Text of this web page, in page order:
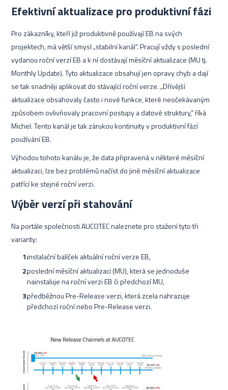
Efektivní aktualizace pro produktivní fázi
Pro zákazníky, kteří již produktivně používají EB na svých
projektech, má větší smysl „stabilní kanál“. Pracují vždy s poslední
vydanou roční verzí EB a k ní dostávají měsíční aktualizace (MU tj.
Monthly Update). Tyto aktualizace obsahují jen opravy chyb a dají
se tak snadněji aplikovat do stávající roční verze. „Dřívější
aktualizace obsahovaly často i nové funkce, které neočekávaným
způsobem ovlivňovaly pracovní postupy a datové struktury,“ říká
Michel. Tento kanál je tak zárukou kontinuity v produktivní fází
používání EB.
Výhodou tohoto kanálu je, že data připravená v některé měsíční
aktualizaci, lze bez problémů načíst do jiné měsíční aktualizace
patřící ke stejné roční verzi.
Výběr verzí při stahování
Na portále společnosti AUCOTEC naleznete pro stažení tyto tři
varianty:
instalační balíček aktuální roční verze EB,
poslední měsíční aktualizaci (MU), která se jednoduše
nainstaluje na roční verzi EB či předchozí MU,
předběžnou Pre-Release verzi, která zcela nahrazuje
předchozí roční nebo Pre-Release verzi.